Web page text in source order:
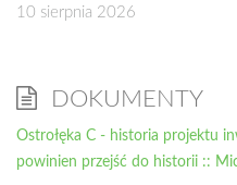
10 sierpnia 2026
DOKUMENTY
Ostrołęka C - historia projektu
powinien przejść do historii ::